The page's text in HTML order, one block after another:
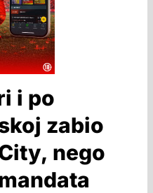
i po
zabio
nego